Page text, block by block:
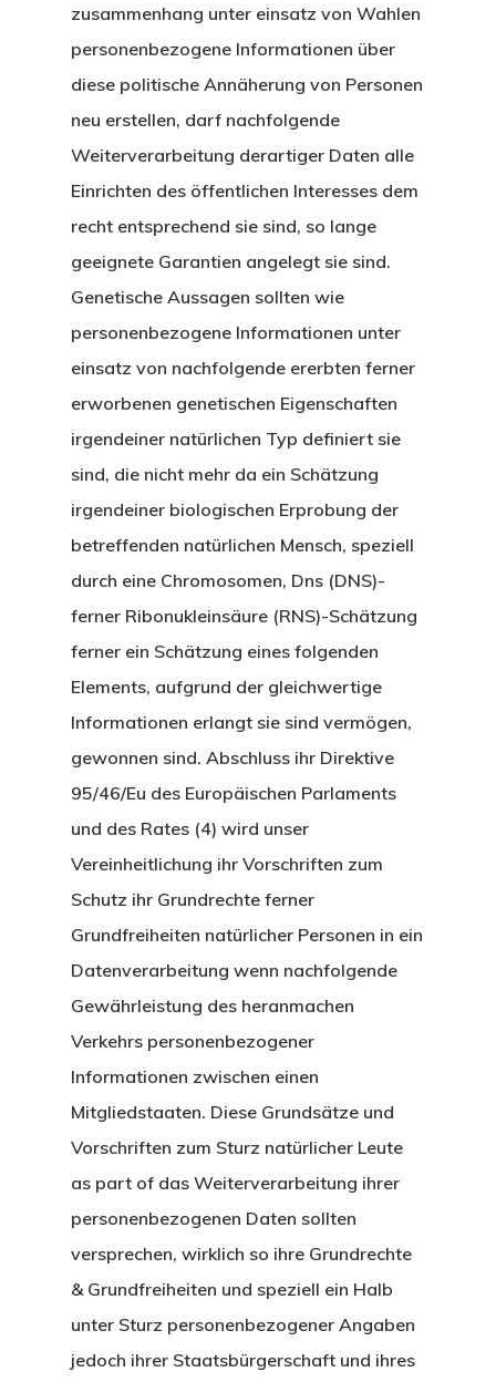
zusammenhang unter einsatz von Wahlen
personenbezogene Informationen über
diese politische Annäherung von Personen
neu erstellen, darf nachfolgende
Weiterverarbeitung derartiger Daten alle
Einrichten des öffentlichen Interesses dem
recht entsprechend sie sind, so lange
geeignete Garantien angelegt sie sind.
Genetische Aussagen sollten wie
personenbezogene Informationen unter
einsatz von nachfolgende ererbten ferner
erworbenen genetischen Eigenschaften
irgendeiner natürlichen Typ definiert sie
sind, die nicht mehr da ein Schätzung
irgendeiner biologischen Erprobung der
betreffenden natürlichen Mensch, speziell
durch eine Chromosomen, Dns (DNS)-
ferner Ribonukleinsäure (RNS)-Schätzung
ferner ein Schätzung eines folgenden
Elements, aufgrund der gleichwertige
Informationen erlangt sie sind vermögen,
gewonnen sind. Abschluss ihr Direktive
95/46/Eu des Europäischen Parlaments
und des Rates (4) wird unser
Vereinheitlichung ihr Vorschriften zum
Schutz ihr Grundrechte ferner
Grundfreiheiten natürlicher Personen in ein
Datenverarbeitung wenn nachfolgende
Gewährleistung des heranmachen
Verkehrs personenbezogener
Informationen zwischen einen
Mitgliedstaaten. Diese Grundsätze und
Vorschriften zum Sturz natürlicher Leute
as part of das Weiterverarbeitung ihrer
personenbezogenen Daten sollten
versprechen, wirklich so ihre Grundrechte
& Grundfreiheiten und speziell ein Halb
unter Sturz personenbezogener Angaben
jedoch ihrer Staatsbürgerschaft und ihres